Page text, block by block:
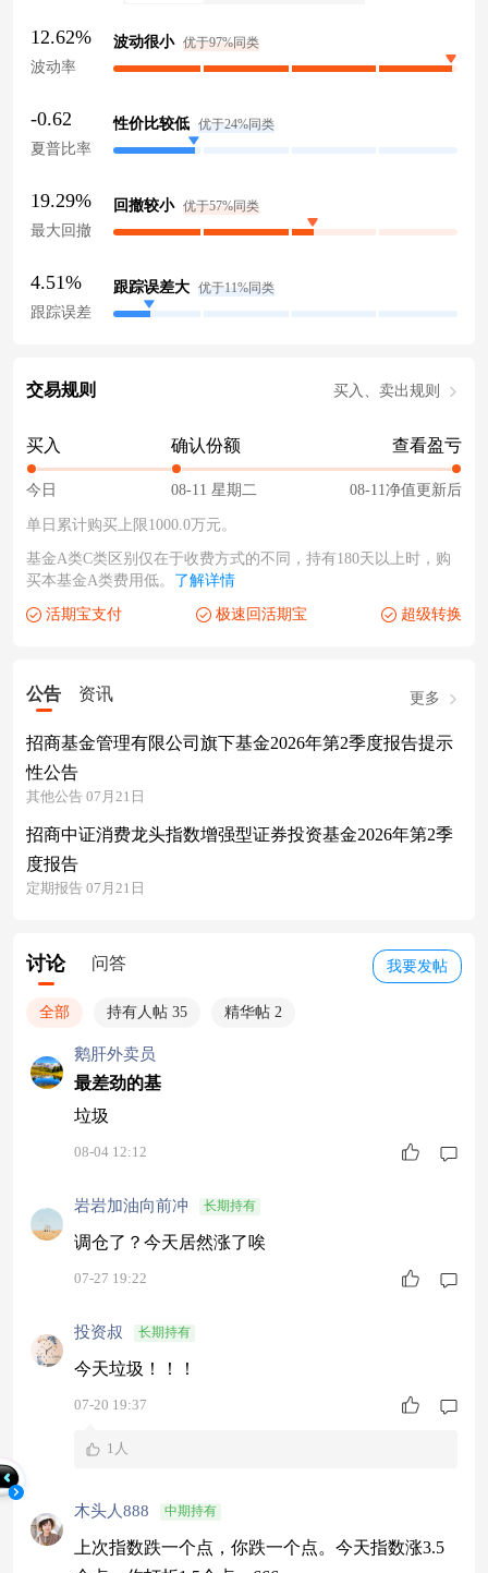
12.62%
波动率
波动很小 优于97%同类
-0.62
夏普比率
性价比较低 优于24%同类
19.29%
最大回撤
回撤较小 优于57%同类
4.51%
跟踪误差
跟踪误差大 优于11%同类
交易规则 买入、卖出规则
买入
今日
确认份额
08-11 星期二
查看盈亏
08-11净值更新后
单日累计购买上限1000.0万元。
基金A类C类区别仅在于收费方式的不同，持有180天以上时，购
买本基金A类费用低。 了解详情
活期宝支付 极速回活期宝 超级转换
公告 资讯 更多
招商基金管理有限公司旗下基金2026年第2季度报告提示
性公告
其他公告 07月21日
招商中证消费龙头指数增强型证券投资基金2026年第2季
度报告
定期报告 07月21日
我要发帖
讨论 问答
全部 持有人帖 35 精华帖 2
鹅肝外卖员
最差劲的基
垃圾
08-04 12:12
岩岩加油向前冲 长期持有
调仓了？今天居然涨了唉
07-27 19:22
投资叔 长期持有
今天垃圾！！！
07-20 19:37
1人
木头人888 中期持有
上次指数跌一个点，你跌一个点。今天指数涨3.5